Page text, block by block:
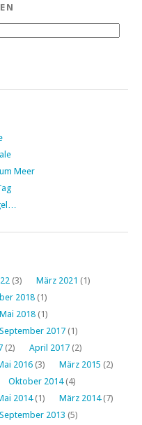
Meer
(3) März 2021 (1)
2018 (1)
Mai 2018 (1)
September 2017 (1)
(2) April 2017 (2)
2016 (3) März 2015 (2)
Oktober 2014(4)
2014(1) März 2014(7)
September 2013 (5)